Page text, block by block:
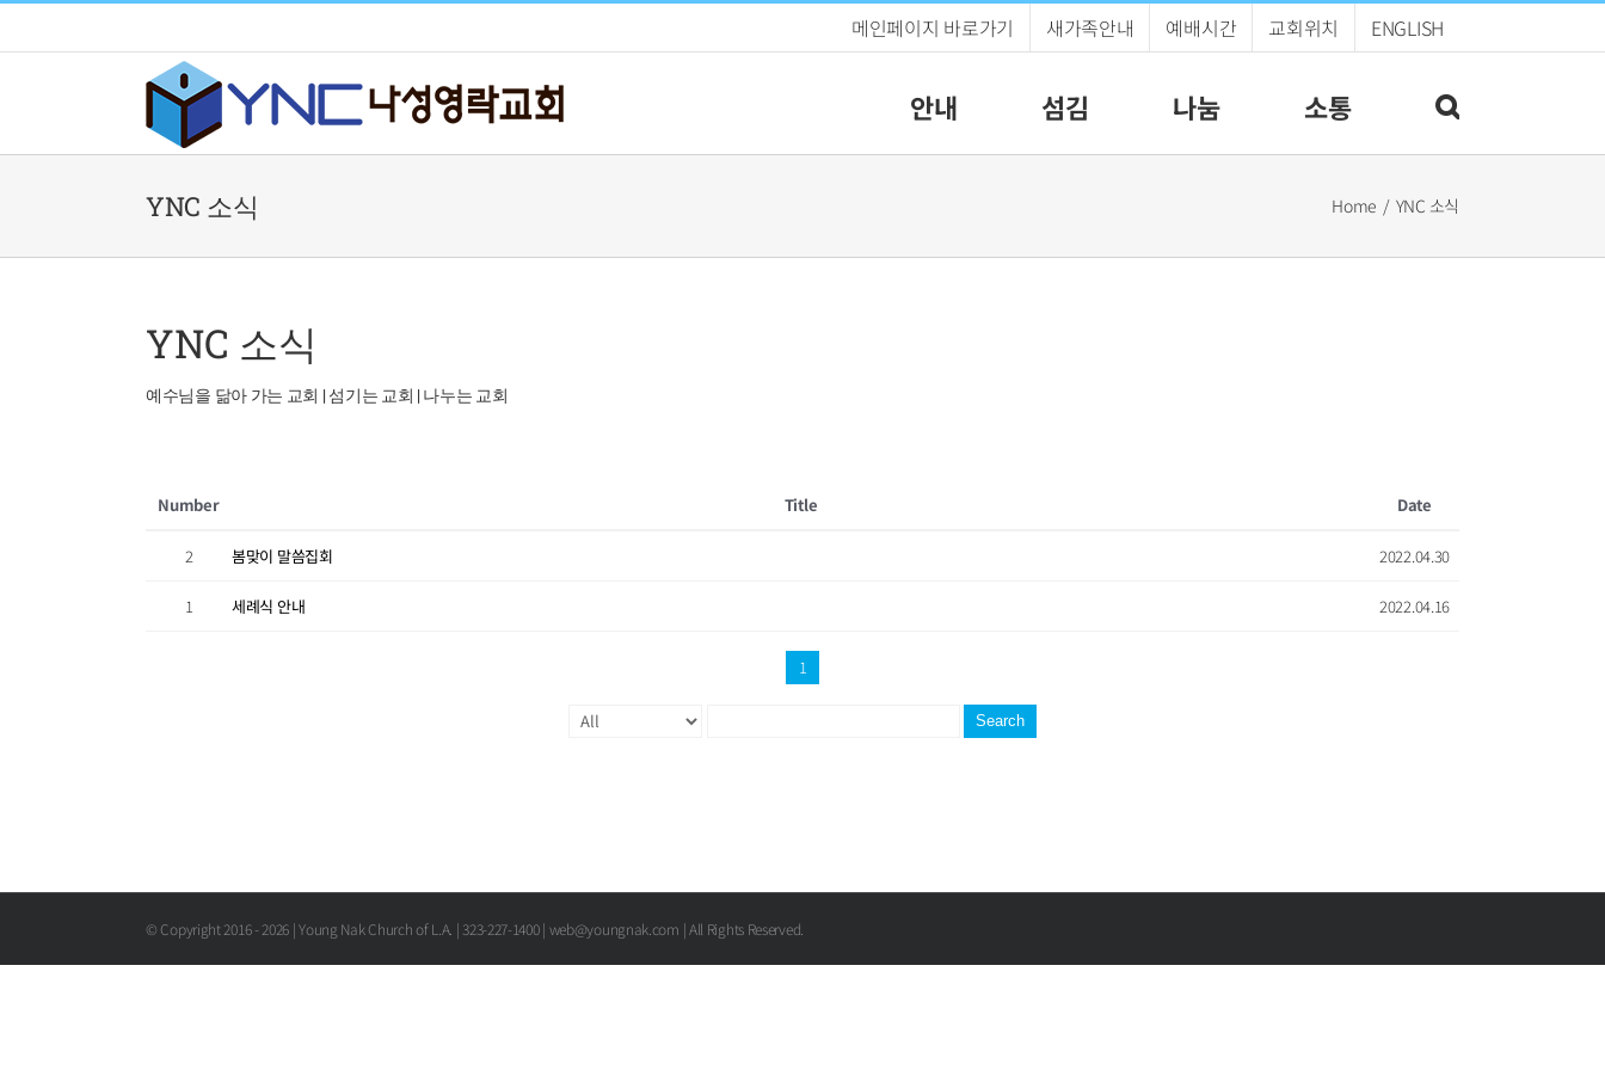
to
메인페이지 바로가기 새가족안내 예배시간 교회위치 ENGLISH
안내 섬김 나눔 소통
YNC 소식 Home YNC 소식
YNC 소식
예수님을 닮아 가는 교회 | 섬기는 교회 | 나누는 교회
Number Title Date
2 봄맞이 말씀집회 2022.04.30
1 세례식 안내 2022.04.16
1
Search
© Copyright 2016 -2026 | Young Nak Church of L.A. | 323-227-1400 | web@youngnak.com | All Rights Reserved.